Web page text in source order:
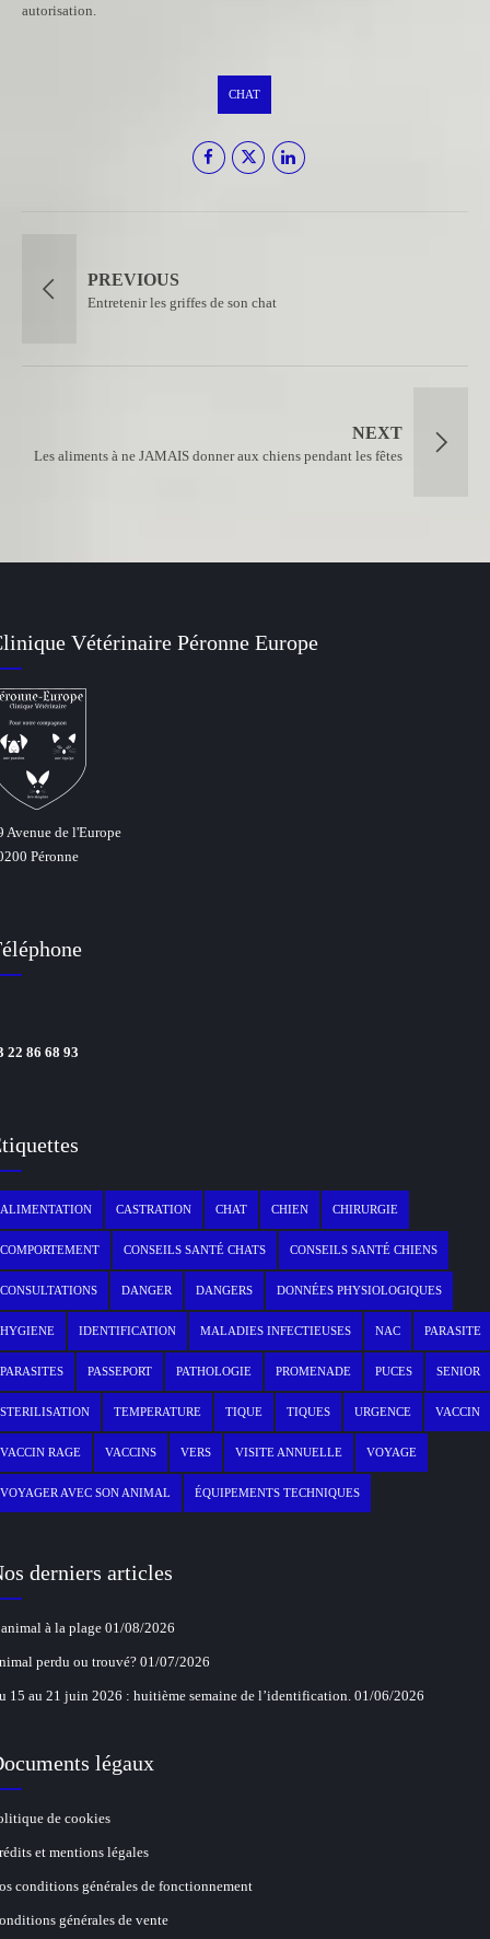
autorisation.
CHAT
PREVIOUS
Entretenir les griffes de son chat
NEXT
Les aliments à ne JAMAIS donner aux chiens pendant les fêtes
Vétérinaire Péronne Europe
Avenue de l'Europe
Péronne
22 86 68 93
ALIMENTATION CASTRATION CHAT CHIEN CHIRURGIE
COMPORTEMENT CONSEILS SANTÉ CHATS CONSEILS SANTÉ CHIENS
CONSULTATIONS DANGER DANGERS DONNÉES PHYSIOLOGIQUES
HYGIENE IDENTIFICATION MALADIES INFECTIEUSES NAC PARASITE
PARASITES PASSEPORT PATHOLOGIE PROMENADE PUCES SENIOR
STERILISATION TEMPERATURE TIQUE TIQUES URGENCE VACCIN
VACCIN RAGE VACCINS VERS VISITE ANNUELLE VOYAGE
VOYAGER AVEC SON ANIMAL ÉQUIPEMENTS TECHNIQUES
derniers articles
à la plage 01/08/2026
perdu ou trouvé? 01/07/2026
15 au 21 juin 2026 : huitième semaine de l’identification. 01/06/2026
légaux
de cookies
et mentions légales
conditions générales de fonctionnement
générales de vente